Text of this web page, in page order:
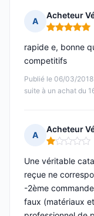
A
Acheteur
Note : 5 sur
Publié le 06/03/
suite à un achat du
rapide e, bonne
competitifs
A
Acheteur
Note : 1 sur
Une véritable
reçue ne
-2ème
faux (matériaux